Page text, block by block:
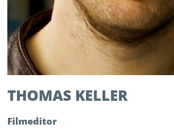
THOMAS KELLER
Filmeditor